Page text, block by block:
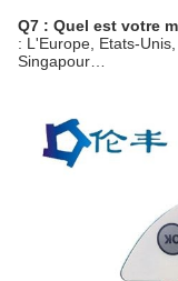
Q7 : Quel est votre
: L'Europe, Etats-
Singapour…